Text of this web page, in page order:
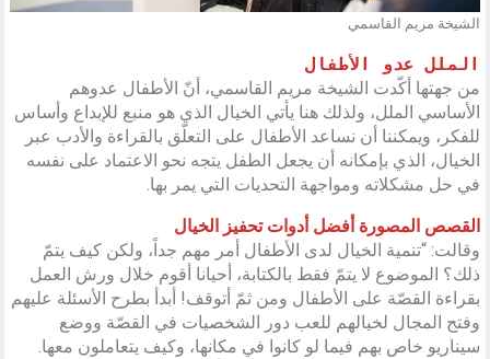
الشيخة مريم القاسمي
الملل عدو الأطفال
من جهتها أكّدت الشيخة مريم القاسمي، أنّ الأطفال عدوهم
الأساسي الملل، ولذلك هنا يأتي الخيال الذي هو منبع للإبداع وأساس
للفكر، ويمكننا أن نساعد الأطفال على التعلّق بالقراءة والأدب عبر
الخيال، الذي بإمكانه أن يجعل الطفل يتجه نحو الاعتماد على نفسه
في حل مشكلاته ومواجهة التحديات التي يمر بها.
القصص المصورة أفضل أدوات تحفيز الخيال
وقالت: “تنمية الخيال لدى الأطفال أمر مهم جداً، ولكن كيف يتمّ
ذلك؟ الموضوع لا يتمّ فقط بالكتابة، أحيانا أقوم خلال ورش العمل
بقراءة القصّة على الأطفال ومن ثمّ أتوقف! أبدأ بطرح الأسئلة عليهم
وفتح المجال لخيالهم للعب دور الشخصيات في القصّة ووضع
سيناريو خاص بهم فيما لو كانوا في مكانها، وكيف يتعاملون معها.